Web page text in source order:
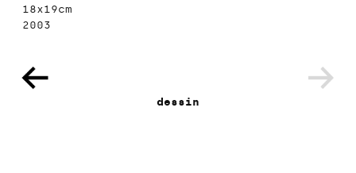
18x19cm
2003
dessin